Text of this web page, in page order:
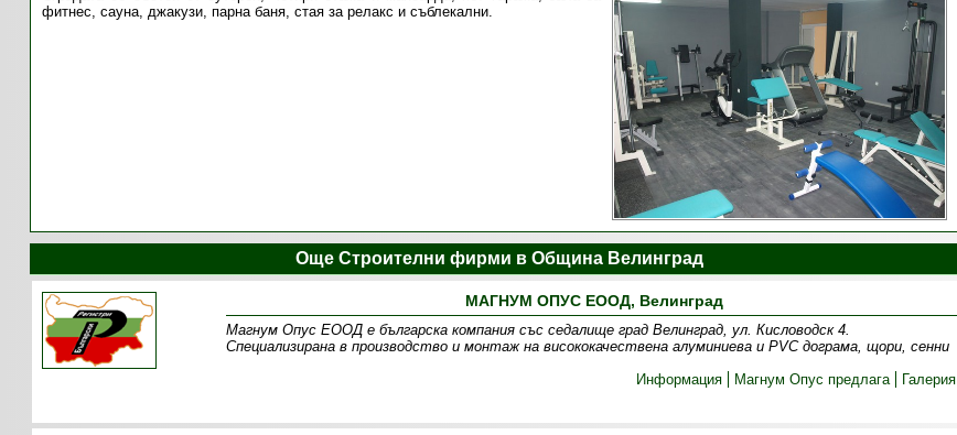
фитнес, сауна, джакузи, парна баня, стая за релакс и съблекални.
Още Строителни фирми в Община Велинград
МАГНУМ ОПУС ЕООД, Велинград
Магнум Опус ЕООД е българска компания със седалище град Велинград, ул. Кисловодск 4.
Специализирана в производство и монтаж на висококачествена алуминиева и PVC дограма, щори, сенни
Информация
Магнум Опус предлага Галерия